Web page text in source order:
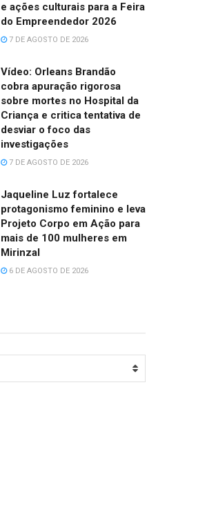
e ações culturais para a Feira
do Empreendedor 2026
7 DE AGOSTO DE 2026
Vídeo: Orleans Brandão
cobra apuração rigorosa
sobre mortes no Hospital da
Criança e critica tentativa de
desviar o foco das
investigações
7 DE AGOSTO DE 2026
Jaqueline Luz fortalece
protagonismo feminino e leva
Projeto Corpo em Ação para
mais de 100 mulheres em
Mirinzal
6 DE AGOSTO DE 2026